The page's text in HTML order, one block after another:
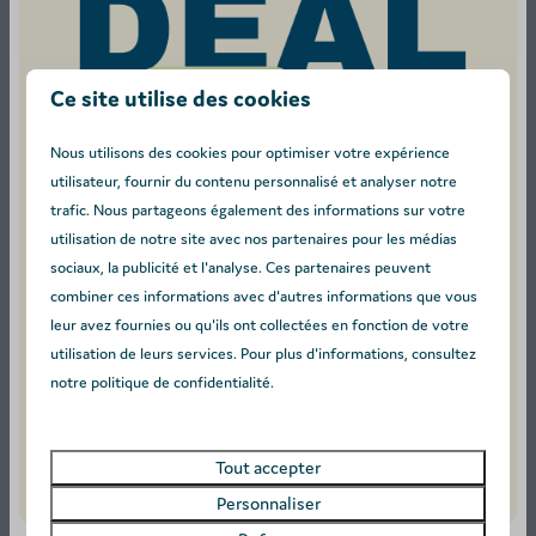
tout confort (douches, toilettes et lavabos) situé à
quelques pas.
Un emplacement de parking réservé à proximité pour
L'autorisation d'accueillir chaleureusement votre
compagnon à quatre pattes.
Label énergétique :
2 personnes
Ce site utilise des cookies
Nous utilisons des cookies pour optimiser votre expérience
utilisateur, fournir du contenu personnalisé et analyser notre
trafic. Nous partageons également des informations sur votre
utilisation de notre site avec nos partenaires pour les médias
sociaux, la publicité et l'analyse. Ces partenaires peuvent
combiner ces informations avec d'autres informations que vous
leur avez fournies ou qu'ils ont collectées en fonction de votre
utilisation de leurs services. Pour plus d'informations, consultez
notre politique de confidentialité.
Tout accepter
Personnaliser